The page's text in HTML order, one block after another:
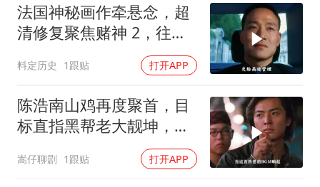
法国神秘画作牵悬念，超
清修复聚焦赌神 2，往昔
料定历史 1跟贴 打开APP
陈浩南山鸡再度聚首，目
标直指黑帮老大靓坤，一
嵩仔聊剧 1跟贴 打开APP